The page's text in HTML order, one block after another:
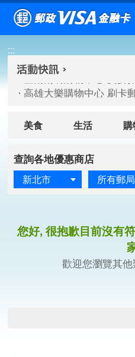
跳到主要內容區塊
:::
臺南南紡購物中心 夏折
新竹遠東巨城購物中心
臺南南紡購物中心 夏折
高雄大樂購物中心 刷卡
美食 生活 購
查詢各地優惠商店
新北市 所有郵局
您好, 很抱歉目前沒有
歡迎您瀏覽其